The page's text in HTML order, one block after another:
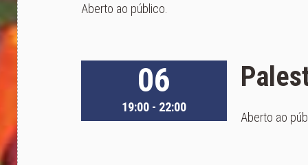
Aberto ao público.
06
19:00 - 22:00
Aberto ao